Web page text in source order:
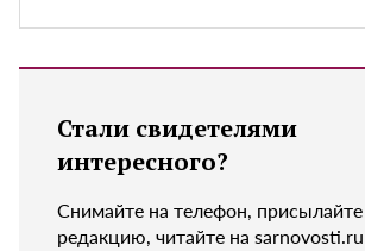
Стали свидетелями
интересного?
Снимайте на телефон,
редакцию, читайте на sarnovosti.ru